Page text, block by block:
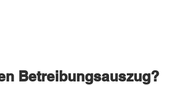
Betreibungsauszug?